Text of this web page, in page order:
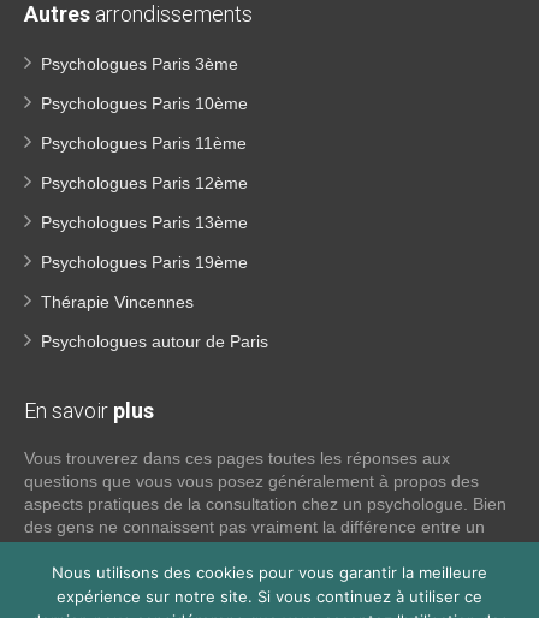
Autres arrondissements
Psychologues Paris 3ème
Psychologues Paris 10ème
Psychologues Paris 11ème
Psychologues Paris 12ème
Psychologues Paris 13ème
Psychologues Paris 19ème
Thérapie Vincennes
Psychologues autour de Paris
En savoir plus
Vous trouverez dans ces pages toutes les réponses aux
questions que vous vous posez généralement à propos des
aspects pratiques de la consultation chez un psychologue. Bien
des gens ne connaissent pas vraiment la différence entre un
votre cas, voici quelques définitions qui devraient clarifier les
choses, n’hésitez pas à nous contacter:
Nous utilisons des cookies pour vous garantir la meilleure
expérience sur notre site. Si vous continuez à utiliser ce